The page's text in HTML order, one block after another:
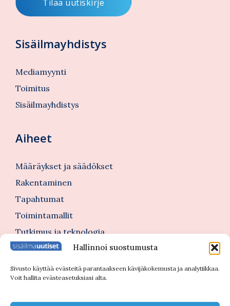
Hallinnoi suostumusta
Sivusto käyttää evästeitä parantaakseen kävijäkokemusta ja analytiikkaa.
Voit hallita evästeasetuksiasi alta.
Sisäilmayhdistys
Mediamyynti
Toimitus
Sisäilmayhdistys
Aiheet
Määräykset ja säädökset
Rakentaminen
Tapahtumat
Toimintamallit
Tutkimus ja teknologia
Tutustu myös